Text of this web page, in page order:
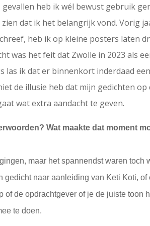
heb ik wél bewust gebruik
dat ik het belangrijk vond. Vorig
heb ik op kleine posters laten
was het feit dat Zwolle in 2023 als
las ik dat er binnenkort inderdaad
de illusie heb dat mijn gedichten
wat extra aandacht te geven.
Wat maakte dat moment
maar het spannendst waren toch
naar aanleiding van Keti Koti, of
de opdrachtgever of je de juiste toon
te doen.